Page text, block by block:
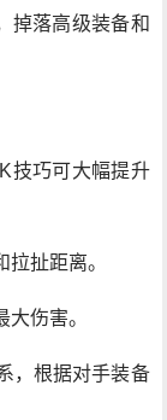
掉落高级装备和
技巧可大幅提升
扯距离。
伤害。
，根据对手装备